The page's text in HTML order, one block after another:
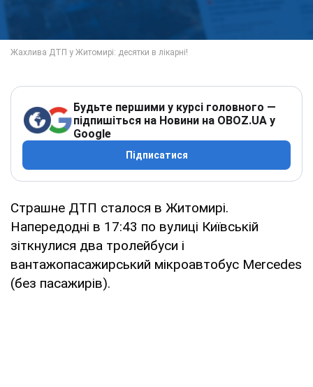
Будьте першими у курсі головного —
підпишіться на Новини на OBOZ.UA у
Google
Підписатися
Страшне ДТП сталося в Житомирі.
Напередодні в 17:43 по вулиці Київській
зіткнулися два тролейбуси і
вантажопасажирський мікроавтобус Mercedes
(без пасажирів).